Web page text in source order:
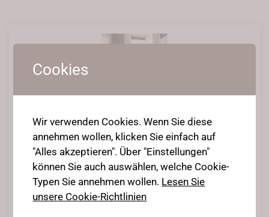
How to: Cobra to Cheststand &
Cheststand Block Lifts
21. Januar 2021 • Posted inOnlinecourses,Stretching
Beginners,Stretching Intermediates,Strong flexy Ninja
Cheststand Rolls erfordern einiges an Übung, vor allem darf
man nicht gleich aufgeben!
Cookies
Wir verwenden Cookies. Wenn Sie diese
annehmen wollen, klicken Sie einfach auf
"Alles akzeptieren". Über "Einstellungen"
können Sie auch auswählen, welche Cookie-
Typen Sie annehmen wollen. Lesen Sie
unsere Cookie-Richtlinien